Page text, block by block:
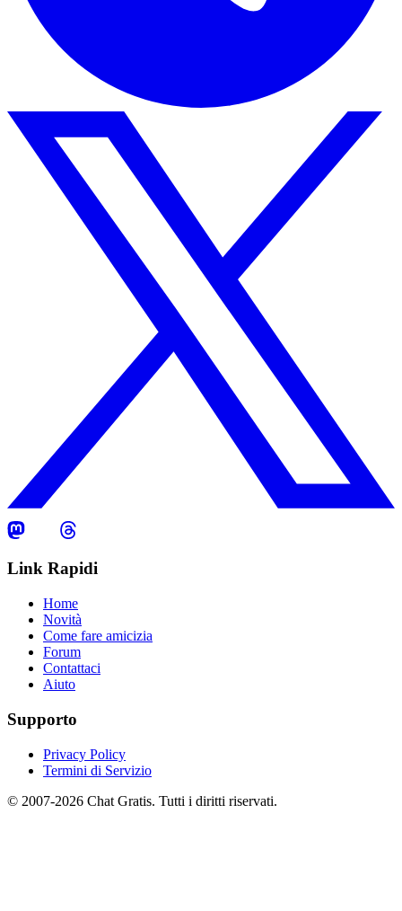
Link Rapidi
Home
Novità
Come fare amicizia
Forum
Contattaci
Aiuto
Supporto
Privacy Policy
Termini di Servizio
© 2007-2026 Chat Gratis. Tutti i diritti riservati.